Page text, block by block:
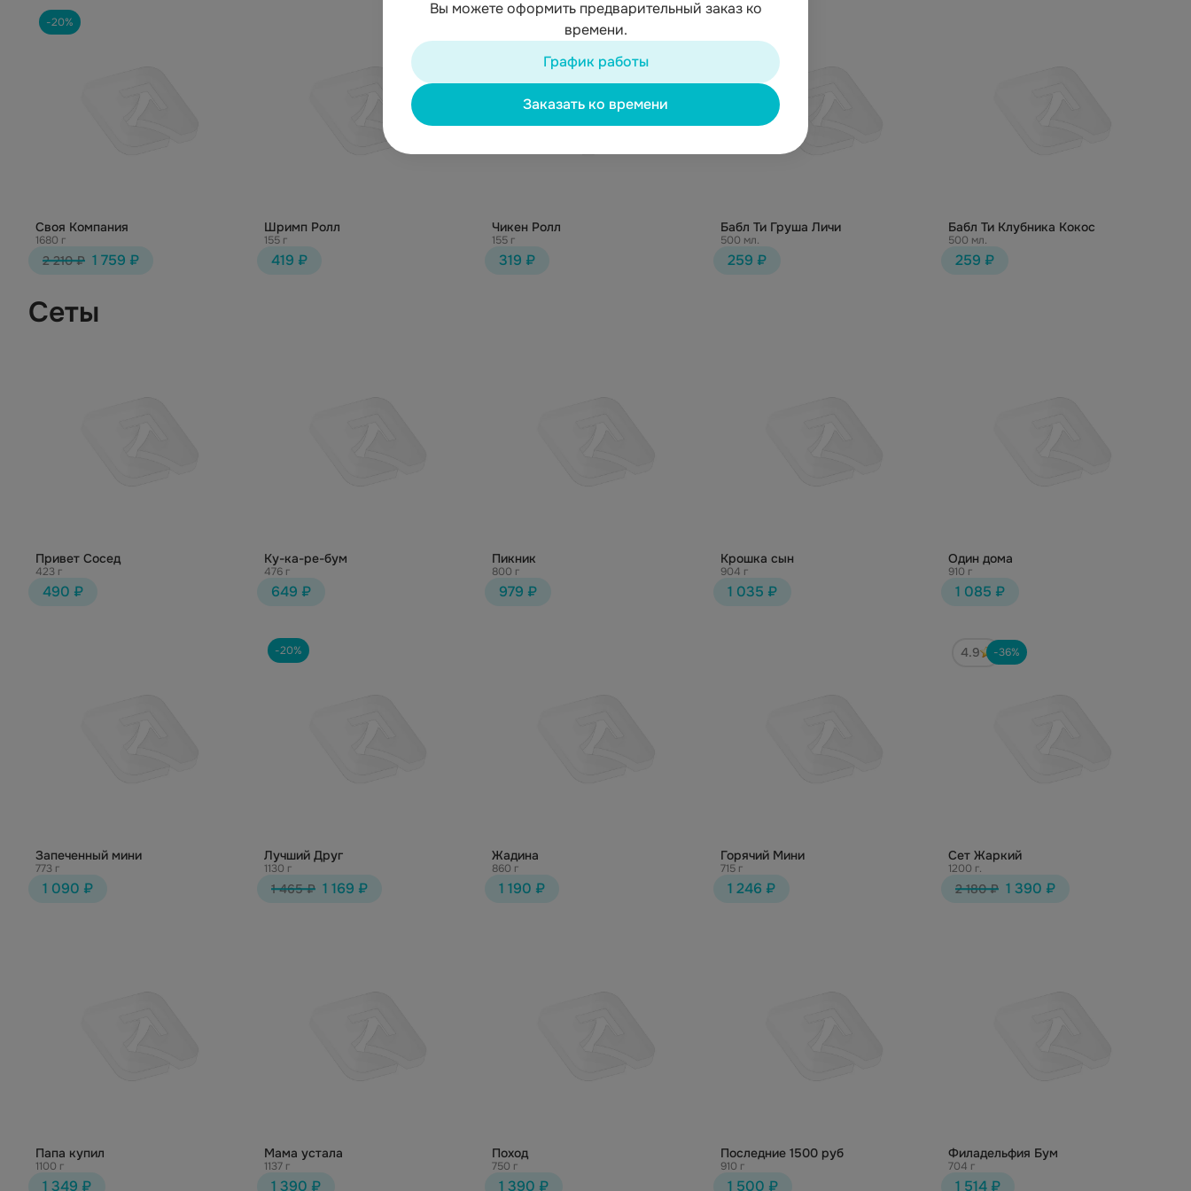
Вы можете оформить предварительный заказ ко
времени.
График работы
Заказать ко времени
-20%
Своя Компания
1680 г
2 210 ₽ 1 759 ₽
Шримп Ролл
155 г
419 ₽
Чикен Ролл
155 г
319 ₽
Бабл Ти Груша Личи
500 мл.
259 ₽
Бабл Ти Клубника Кокос
500 мл.
259 ₽
Сеты
Привет Сосед
423 г
490 ₽
Ку-ка-ре-бум
476 г
649 ₽
Пикник
800 г
979 ₽
Крошка сын
904 г
1 035 ₽
Один дома
910 г
1 085 ₽
Запеченный мини
773 г
1 090 ₽
-20%
Лучший Друг
1130 г
1 465 ₽ 1 169 ₽
Жадина
860 г
1 190 ₽
Горячий Мини
715 г
1 246 ₽
4.9 -36%
Сет Жаркий
1200 г.
2 180 ₽ 1 390 ₽
Папа купил
1100 г
1 349 ₽
Мама устала
1137 г
1 390 ₽
Поход
750 г
1 390 ₽
Последние 1500 руб
910 г
1 500 ₽
Филадельфия Бум
704 г
1 514 ₽